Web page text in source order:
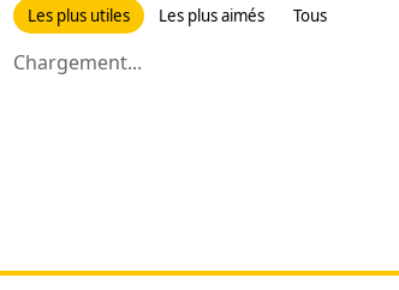
Les plus utiles Les plus aimés Tous
Chargement...